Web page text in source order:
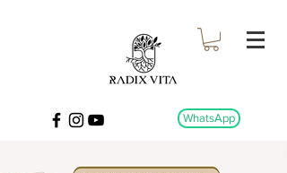
WhatsApp